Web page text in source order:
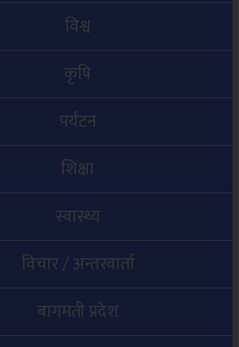
विश्व
कृषि
पर्यटन
शिक्षा
स्वास्थ्य
विचार / अन्तरवार्ता
बागमती प्रदेश